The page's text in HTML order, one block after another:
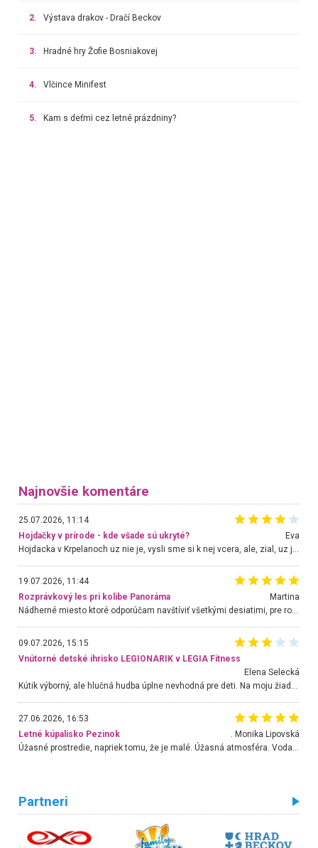
2. Výstava drakov - Dračí Beckov
3. Hradné hry Žofie Bosniakovej
4. Vlčince Minifest
5. Kam s deťmi cez letné prázdniny?
Najnovšie komentáre
25.07.2026, 11:14
Hojdačky v prírode - kde všade sú ukryté?
Eva
19.07.2026, 11:44
Rozprávkový les pri kolibe Panoráma
Martina
Nádherné miesto ktoré odporúčam navštíviť všetkými desiatimi, pre rodiny s deťmi, dôchodcom... Proste a jednoducho ozaj rozprávkový les.. určite ešte prídeme. Odniesli sme si na pamiatku krásne tričká,
09.07.2026, 15:15
Vnútorné detské ihrisko LEGIONARIK v LEGIA Fitness
Elena Selecká
Kútik výborný, ale hlučná hudba úplne nevhodná pre deti. Na moju žiadosť o aspoň sušenie nereagovali.
27.06.2026, 16:53
Letné kúpalisko Pezinok
. Monika Lipovská
Partneri